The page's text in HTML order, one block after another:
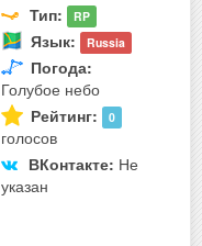
Тип: RP
Язык: Russia
Погода:
Голубое небо
Рейтинг: 0
голосов
ВКонтакте: Не
указан